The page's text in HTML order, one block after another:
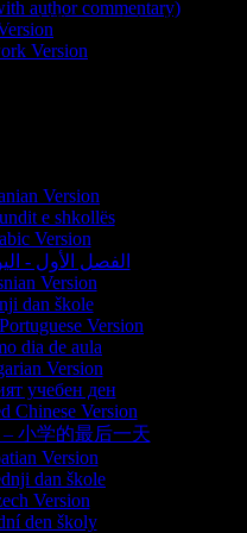
author commentary)
Version
e shkollës
الفصل الأول -
dan škole
dia de aula
учебен ден
小学的最后一天
dan škole
den školy
is a registered